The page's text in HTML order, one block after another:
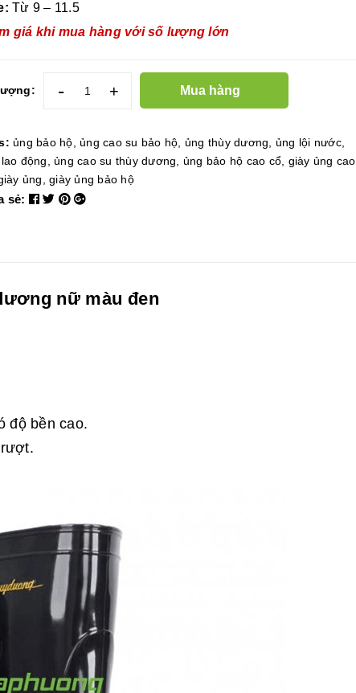
Từ 9 – 11.5
giá khi mua hàng với số lượng lớn
- + Mua hàng
ủng bảo hộ ,ủng cao su bảo hộ ủng thùy dương ủng lội nước,
động
,ủng cao su thùy dương ủng bảo hộ cao cổ giày ủng cao
ủng ,giày ủng bảo hộ
sẻ:
nữ màu đen
độ bền cao.